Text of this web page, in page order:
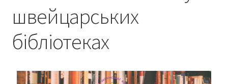
швейцарських
бібліотеках